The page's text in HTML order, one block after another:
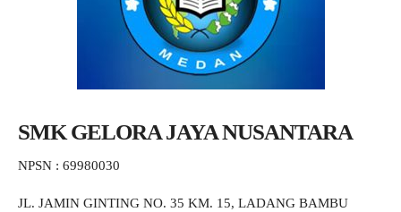
SMK GELORA JAYA NUSANTARA
NPSN : 69980030
JL. JAMIN GINTING NO. 35 KM. 15, LADANG BAMBU